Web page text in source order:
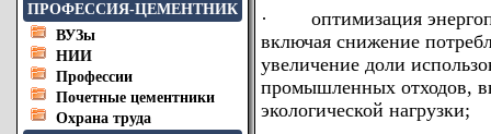
ПРОФЕССИЯ-ЦЕМЕНТНИК
ВУЗы
НИИ
Профессии
Почетные цементники
Охрана труда
· оптимизация
включая снижение
увеличение доли
промышленных отходов,
экологической нагрузки;